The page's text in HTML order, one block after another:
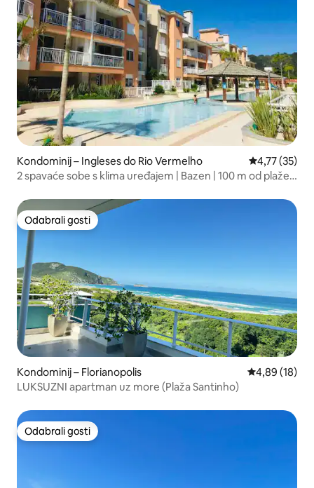
Kondominij – Ingleses do Rio Vermelho Prosječna
4,77 (35)
2 spavaće sobe s klima uređajem | Bazen | 100 m od plaže
Odabrali gosti
Odabrali gosti
Kondominij – Florianopolis Prosječna
4,89 (18)
LUKSUZNI apartman uz more (Plaža Santinho)
Odabrali gosti
Odabrali gosti